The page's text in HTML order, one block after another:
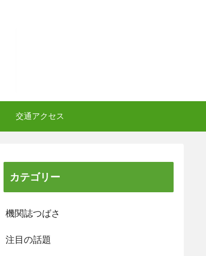
交通アクセス
カテゴリー
機関誌つばさ
注目の話題